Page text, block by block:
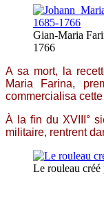
Gian-Maria
1766
A sa mort, la
Maria Farina,
commercialisa
À la fin du XVIII°
militaire, rentrent
Le rouleau